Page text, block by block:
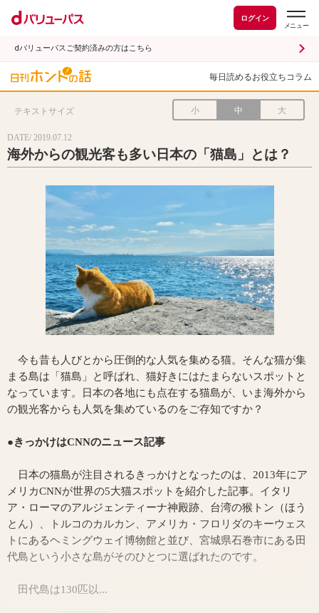
ログイン
dバリューパスご契約済みの方はこちら
毎日読めるお役立ちコラム
テキストサイズ 小 中 大
DATE/ 2019.07.12
海外からの観光客も多い日本の「猫島」とは？
今も昔も人びとから圧倒的な人気を集める猫。そんな猫が集
まる島は「猫島」と呼ばれ、猫好きにはたまらないスポットと
なっています。日本の各地にも点在する猫島が、いま海外から
の観光客からも人気を集めているのをご存知ですか？
●きっかけはCNNのニュース記事
日本の猫島が注目されるきっかけとなったのは、2013年にア
メリカCNNが世界の5大猫スポットを紹介した記事。イタリ
ア・ローマのアルジェンティーナ神殿跡、台湾の猴トン（ほう
とん）、トルコのカルカン、アメリカ・フロリダのキーウェス
トにあるヘミングウェイ博物館と並び、宮城県石巻市にある田
代島という小さな島がそのひとつに選ばれたのです。
田代島は130匹以...